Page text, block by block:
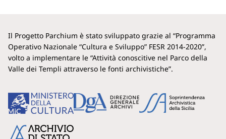
Il Progetto Parchium è stato sviluppato grazie al “Programma
Operativo Nazionale “Cultura e Sviluppo” FESR 2014-2020”,
volto a implementare le “Attività conoscitive nel Parco della
Valle dei Templi attraverso le fonti archivistiche”.